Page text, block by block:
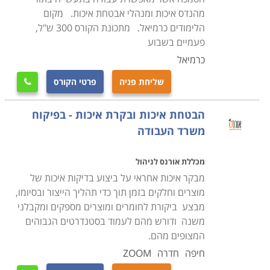
לחזק את הבקרה הפנימית המופעלת בהם. קטגוריה אחרת
ונפרדת באתר מוקדשת ללימודי QA בענף ההייטק והתוכנה.
אם אלו הלימודים שחיפשתם, תוכלו למצוא אותם
הלימודים כוללים לימודי מערך תכנון ברמת היחידה ותהליכי
עבודה, בקרת מדידה וניטור האיכות, תהליכי שיפור מוצרים
ותהליכי עבודה, הפיכתם לאפקטיבים יותר, שיטות של ניתוח
מכירות ושירות. נושאים נוספים שעולים במהלך הלימודים
הם ההבדלים בין בדיקות פונקציונליות ובדיקות לא
פונקציונליות, עקרונות הנדסת איכות, תכנון ניסויים, בקרת
איכות סטטיסטית והסתברותית, סוגי מבדקים, תורת המדידה,
הביקורת ובחינת האמינות, תחזוקתיות ובטיחות מוצר,
מערכות לניהול איכות כמו למשל
עלויות הבדיקות והבחינות שנערכות, מערכות המידע
מהנדס איכות ומנהלי אבטחת איכות. מקום
הלימודים כרמיאל. מתכונת הקורס 300 ש"ל,
פעמיים בשבוע
כרמיאל
שליחת פניה פרטי הקורס 
הבטחת איכות ובקרת איכות - בפיקוח
משרד העבודה
מכללת אורנס לניהול
מבקר איכות אחראי על ביצוע בדיקות איכות של
מוצרים וחלקים בזמן תוך כדי תהליך הייצור ובסיומו,
מבצע ביקורת לחומרים ומוצרים מספקים ומקבלני
משנה ודורש מהם לעמוד בסטנדרטים הגבוהים
המצופים מהם.
חיפה חדרה ZOOM